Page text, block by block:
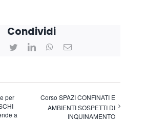
Condividi
Facebook
Twitter LinkedInWhatsApp
per
a
Corso SPAZI CONFINATI E
AMBIENTI SOSPETTI DI
INQUINAMENTO